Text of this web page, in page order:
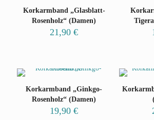
Korkarmband „Glasblatt-
Rosenholz“ (Damen)
21,90€
Korkarmband „Ginkgo-
Rosenholz“ (Damen)
19,90€